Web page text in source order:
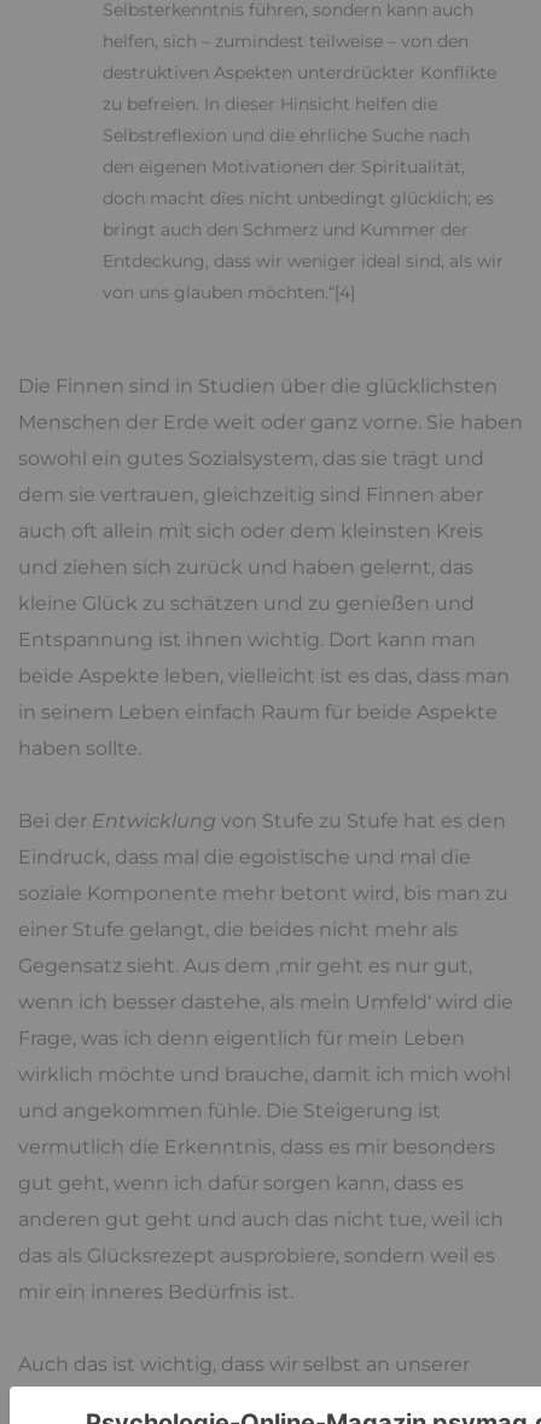
Selbsterkenntnis führen, sondern kann auch
helfen, sich – zumindest teilweise – von den
destruktiven Aspekten unterdrückter Konflikte
zu befreien. In dieser Hinsicht helfen die
Selbstreflexion und die ehrliche Suche nach
den eigenen Motivationen der Spiritualität,
doch macht dies nicht unbedingt glücklich; es
bringt auch den Schmerz und Kummer der
Entdeckung, dass wir weniger ideal sind, als wir
von uns glauben möchten.“[4]
Die Finnen sind in Studien über die glücklichsten
Menschen der Erde weit oder ganz vorne. Sie haben
sowohl ein gutes Sozialsystem, das sie trägt und
dem sie vertrauen, gleichzeitig sind Finnen aber
auch oft allein mit sich oder dem kleinsten Kreis
und ziehen sich zurück und haben gelernt, das
kleine Glück zu schätzen und zu genießen und
Entspannung ist ihnen wichtig. Dort kann man
beide Aspekte leben, vielleicht ist es das, dass man
in seinem Leben einfach Raum für beide Aspekte
haben sollte.
Bei der Entwicklung von Stufe zu Stufe hat es den
Eindruck, dass mal die egoistische und mal die
soziale Komponente mehr betont wird, bis man zu
einer Stufe gelangt, die beides nicht mehr als
Gegensatz sieht. Aus dem ‚mir geht es nur gut,
wenn ich besser dastehe, als mein Umfeld‘ wird die
Frage, was ich denn eigentlich für mein Leben
wirklich möchte und brauche, damit ich mich wohl
und angekommen fühle. Die Steigerung ist
vermutlich die Erkenntnis, dass es mir besonders
gut geht, wenn ich dafür sorgen kann, dass es
anderen gut geht und auch das nicht tue, weil ich
das als Glücksrezept ausprobiere, sondern weil es
mir ein inneres Bedürfnis ist.
Auch das ist wichtig, dass wir selbst an unserer